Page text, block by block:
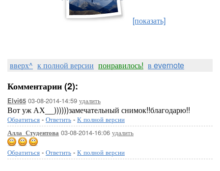
[показать]
вверх^ к полной версии понравилось! в evernote
Комментарии (2):
Elvi65 03-08-2014-14:59 удалить
Вот уж АХ__))))))замечательный снимок!!благодарю!!
Обратиться - Ответить - К полной версии
Алла_Студентова 03-08-2014-16:06 удалить
Обратиться - Ответить - К полной версии